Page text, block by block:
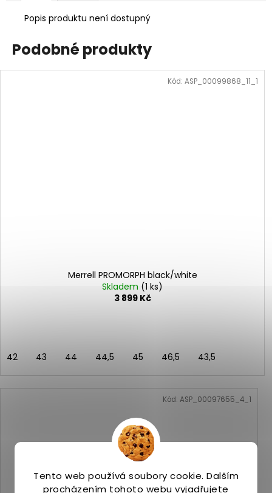
Tento web používá soubory cookie. Dalším
procházením tohoto webu vyjadřujete
Popis produktu není dostupný
Podobné produkty
Merrell PROMORPH black/white
Skladem (1 ks)
3 899 Kč
42 43 44 44,5 45 46,5 43,5
Kód: ASP_00099868_11_1
Kód: ASP_00097655_4_1